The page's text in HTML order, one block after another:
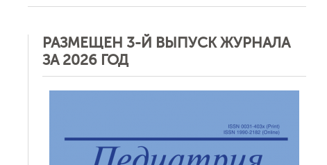
РАЗМЕЩЕН 3-Й ВЫПУСК ЖУРНАЛА
ЗА 2026 ГОД